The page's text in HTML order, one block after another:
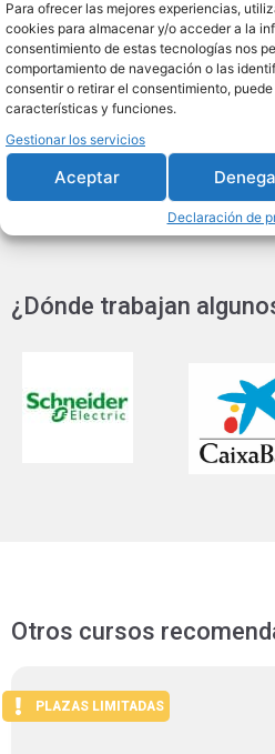
Para ofrecer las mejores experiencias,
cookies para almacenar y/o acceder a la
consentimiento de estas tecnologías nos
comportamiento de navegación o las
consentir o retirar el consentimiento,
características y funciones.
Gestionar los servicios
Aceptar
Declaración de
Alto directivo
Director Funcional
Emprendedor
Líder Emergente
¿Dónde trabajan
Otros cursos
PLAZAS LIMITADAS